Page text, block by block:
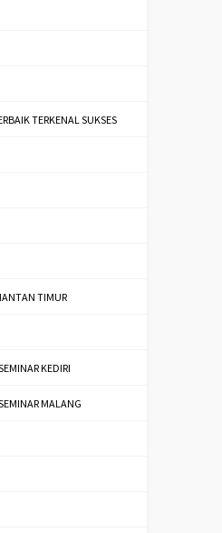
TERKENAL SUKSES
TIMUR
KEDIRI
MALANG